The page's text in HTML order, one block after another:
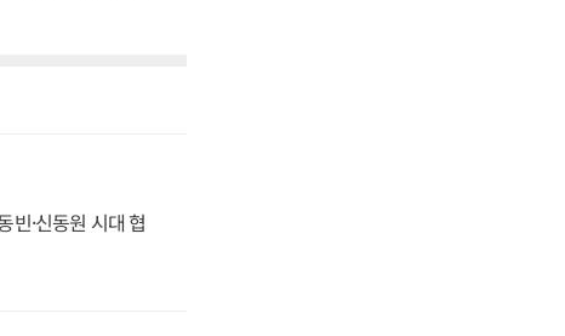
빈·신동원 시대 협